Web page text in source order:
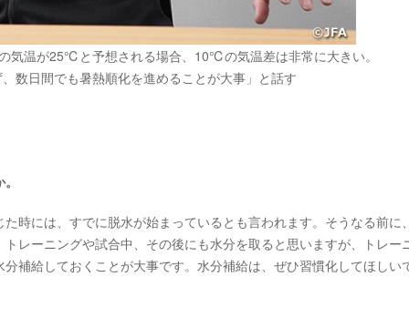
気温が25℃と予想される場合、10℃の気温差は非常に大きい。
数日間でも暑熱順化を進めることが大事」と話す
には、すでに脱水が始まっているとも言われます。そうなる前に
レーニングや試合中、その後にも水分を取ると思いますが、トレー
補給しておくことが大事です。水分補給は、ぜひ習慣化してほしい